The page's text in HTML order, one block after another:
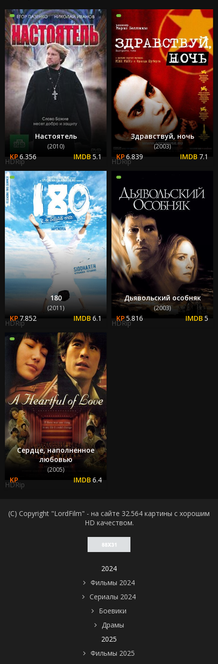
Настоятель
(2010)
6.356 5.1
HDRip
Здравствуй, ночь
(2003)
6.839 7.1
HDRip
180
(2011)
7.852 6.1
HDRip
Дьявольский особняк
(2003)
5.816 5
HDRip
Сердце, наполненное
любовью
(2005)
6.4
HDRip
(C) Copyright "LordFilm" - на сайте 32.564 картины с хорошим
HD качеством.
2024
Фильмы 2024
Сериалы 2024
Боевики
Драмы
2025
Фильмы 2025